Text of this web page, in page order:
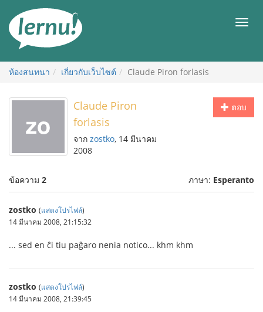
สารบัญ
เมนู
ห้องสนทนา เกี่ยวกับเว็บไซต์ Claude Piron forlasis
ตอบ
Claude Piron
forlasis
จาก zostko, 14 มีนาคม
2008
ข้อความ 2 ภาษา: Esperanto
zostko (แสดงโปรไฟล์)
14 มีนาคม 2008, 21:15:32
... sed en ĉi tiu paĝaro nenia notico... khm khm
zostko (แสดงโปรไฟล์)
14 มีนาคม 2008, 21:39:45